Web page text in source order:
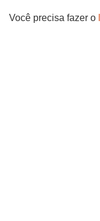
Você precisa fazer o